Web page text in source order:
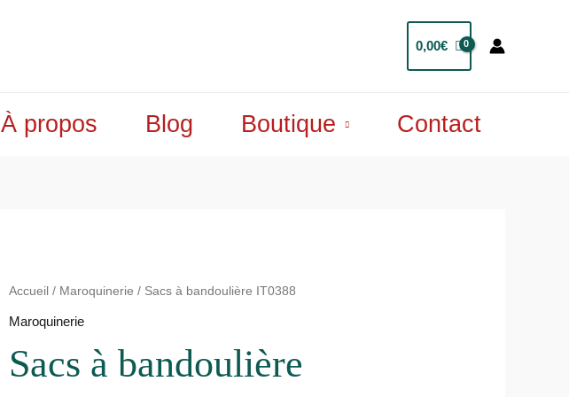
0,00€
À propos Blog Boutique Contact
Accueil / Maroquinerie / Sacs à bandoulière IT0388
Maroquinerie
Sacs à bandoulière
quantité
de
à